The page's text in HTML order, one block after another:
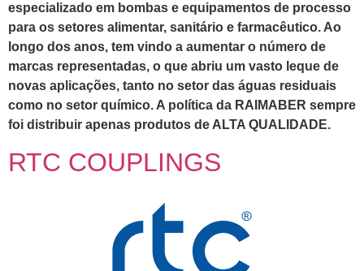
especializado em bombas e equipamentos de processo
para os setores alimentar, sanitário e farmacêutico. Ao
longo dos anos, tem vindo a aumentar o número de
marcas representadas, o que abriu um vasto leque de
novas aplicações, tanto no setor das águas residuais
como no setor químico. A política da RAIMABER sempre
foi distribuir apenas produtos de ALTA QUALIDADE.
RTC COUPLINGS